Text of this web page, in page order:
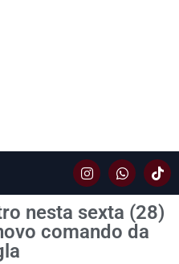
nesta sexta (28)
comando da